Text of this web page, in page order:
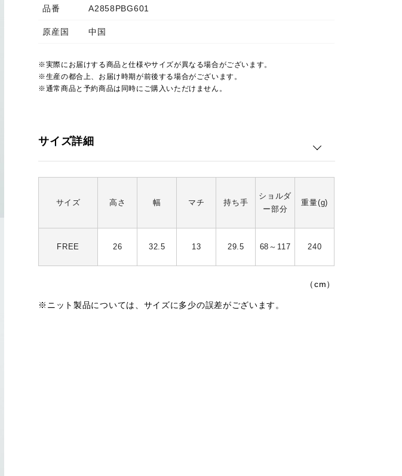
品番 A2858PBG601
原産国 中国
※実際にお届けする商品と仕様やサイズが異なる場合がございます。
※生産の都合上、お届け時期が前後する場合がございます。
※通常商品と予約商品は同時にご購入いただけません。
サイズ詳細
サイズ 高さ 幅 マチ 持ち手
ショルダ
ー部分
重量(g)
FREE 26 32.5 13 29.5 68～117 240
（cm）
※ニット製品については、サイズに多少の誤差がございます。